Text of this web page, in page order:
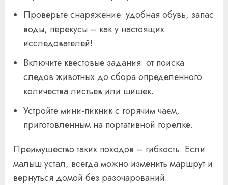
Проверьте снаряжение: удобная обувь, запас
воды, перекусы – как у настоящих
исследователей!
Включите квестовые задания: от поиска
следов животных до сбора определенного
количества листьев или шишек.
Устройте мини-пикник с горячим чаем,
приготовленным на портативной горелке.
Преимущество таких походов – гибкость. Если
малыш устал, всегда можно изменить маршрут и
вернуться домой без разочарований.